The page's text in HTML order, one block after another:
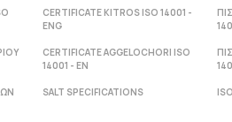
CERTIFICATE KITROS ISO 14001 -
ENG
CERTIFICATE AGGELOCHORI ISO
14001 - ΕΝ
SALT SPECIFICATIONS